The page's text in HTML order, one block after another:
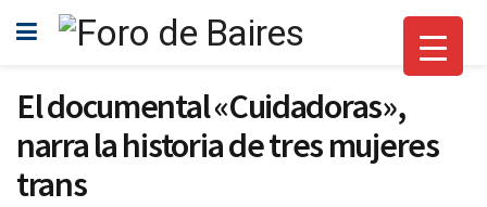
El documental «Cuidadoras»,
narra la historia de tres mujeres
trans